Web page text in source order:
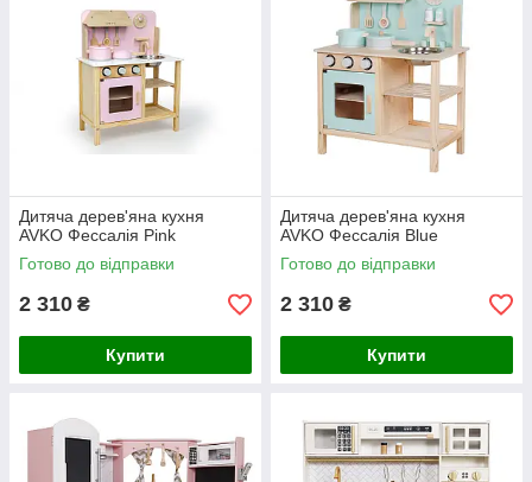
Дитяча дерев'яна кухня
AVKO Фессалія Pink
Готово до відправки
2 310 ₴
Купити
Дитяча дерев'яна кухня
AVKO Фессалія Blue
Готово до відправки
2 310 ₴
Купити